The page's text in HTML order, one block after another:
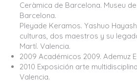
Ceràmica de Barcelona. Museu
Barcelona.
Pleyade Keramos. Yashuo
culturas, dos maestros y su
Martí. Valencia.
2009 Académicos 2009. Ademuz
2010 Exposición arte
Valencia.